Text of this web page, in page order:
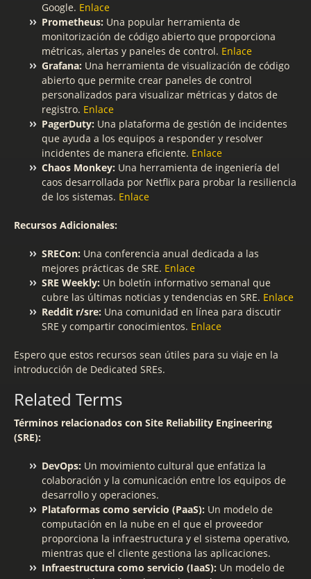
Google. Enlace
Prometheus: Una popular herramienta de
monitorización de código abierto que proporciona
métricas, alertas y paneles de control. Enlace
Grafana: Una herramienta de visualización de código
abierto que permite crear paneles de control
personalizados para visualizar métricas y datos de
registro. Enlace
PagerDuty: Una plataforma de gestión de incidentes
que ayuda a los equipos a responder y resolver
incidentes de manera eficiente. Enlace
Chaos Monkey: Una herramienta de ingeniería del
caos desarrollada por Netflix para probar la resiliencia
de los sistemas. Enlace
Recursos Adicionales:
SRECon: Una conferencia anual dedicada a las
mejores prácticas de SRE. Enlace
SRE Weekly: Un boletín informativo semanal que
cubre las últimas noticias y tendencias en SRE. Enlace
Reddit r/sre: Una comunidad en línea para discutir
SRE y compartir conocimientos. Enlace
Espero que estos recursos sean útiles para su viaje en la
introducción de Dedicated SREs.
Related Terms
Términos relacionados con Site Reliability Engineering
(SRE):
DevOps: Un movimiento cultural que enfatiza la
colaboración y la comunicación entre los equipos de
desarrollo y operaciones.
Plataformas como servicio (PaaS): Un modelo de
computación en la nube en el que el proveedor
proporciona la infraestructura y el sistema operativo,
mientras que el cliente gestiona las aplicaciones.
Infraestructura como servicio (IaaS): Un modelo de